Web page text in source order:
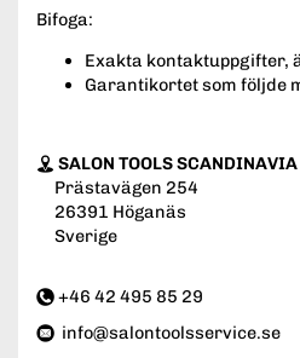
Bifoga:
Exakta kontaktuppgifter,
Garantikortet som följde
SALON TOOLS
Prästavägen 254
26391 Höganäs
Sverige
+46 42 495 85 29
info@salontoolsservice.se